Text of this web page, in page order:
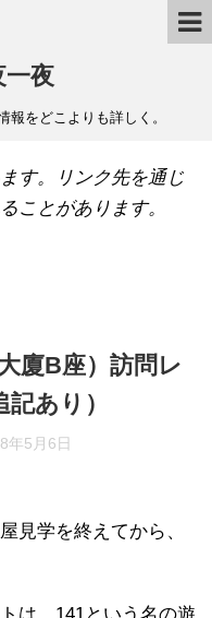
夜
をどこよりも詳しく。
す。リンク先を通じ
ことがあります。
廈B座）訪問レ
あり）
年5月6日
見学を終えてから、